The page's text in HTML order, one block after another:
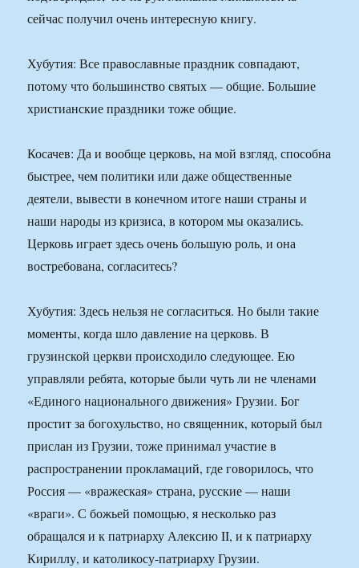
сейчас получил очень интересную книгу.
Хубутия: Все православные праздник совпадают,
потому что большинство святых — общие. Большие
христианские праздники тоже общие.
Косачев: Да и вообще церковь, на мой взгляд, способна
быстрее, чем политики или даже общественные
деятели, вывести в конечном итоге наши страны и
наши народы из кризиса, в котором мы оказались.
Церковь играет здесь очень большую роль, и она
востребована, согласитесь?
Хубутия: Здесь нельзя не согласиться. Но были такие
моменты, когда шло давление на церковь. В
грузинской церкви происходило следующее. Ею
управляли ребята, которые были чуть ли не членами
«Единого национального движения» Грузии. Бог
простит за богохульство, но священник, который был
прислан из Грузии, тоже принимал участие в
распространении прокламаций, где говорилось, что
Россия — «вражеская» страна, русские — наши
«враги». С божьей помощью, я несколько раз
обращался и к патриарху Алексию II, и к патриарху
Кириллу, и католикосу-патриарху Грузии.